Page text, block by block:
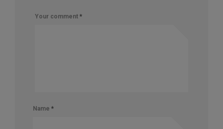
Your comment *
Name *